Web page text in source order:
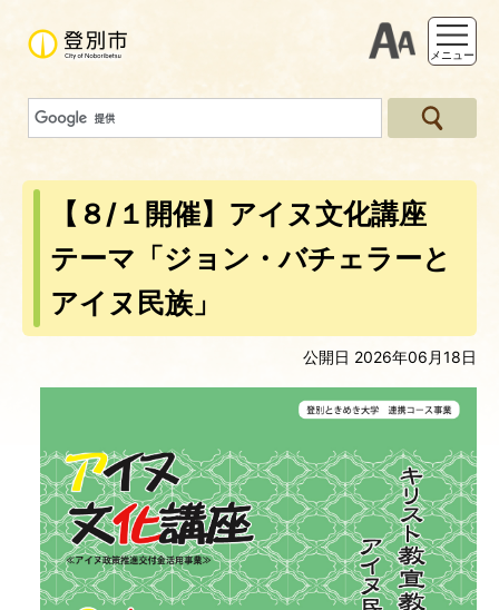
支援ツー
メニュー
【８/１開催】アイヌ文化講座
テーマ「ジョン・バチェラーと
アイヌ民族」
公開日 2026年06月18日